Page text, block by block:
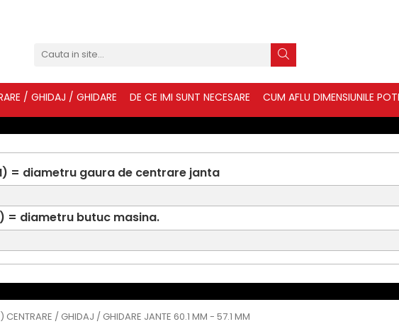
/ GHIDAJ / GHIDARE DE CE IMI SUNT NECESARE CUM AFLU DIMENSIUNILE
= diametru gaura de centrare janta
= diametru butuc masina.
CENTRARE / GHIDAJ / GHIDARE JANTE 60.1 MM - 57.1 MM